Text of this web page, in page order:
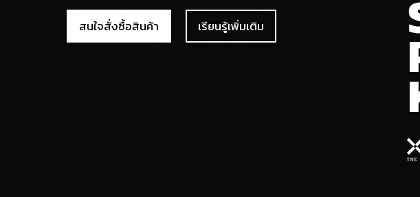
สนใจสั่งซื้อสินค้า เรียนรู้เพิ่มเติม